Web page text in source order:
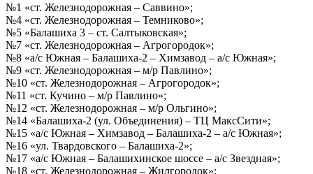
№1 «ст. Железнодорожная – Саввино»;
№4 «ст. Железнодорожная – Темниково»;
№5 «Балашиха 3 – ст. Салтыковская»;
№7 «ст. Железнодорожная – Агрогородок»;
№8 «а/с Южная – Балашиха-2 – Химзавод – а/с Южная»;
№9 «ст. Железнодорожная – м/р Павлино»;
№10 «ст. Железнодорожная – Агрогородок»;
№11 «ст. Кучино – м/р Павлино»;
№12 «ст. Железнодорожная – м/р Ольгино»;
№14 «Балашиха-2 (ул. Объединения) – ТЦ МаксСити»;
№15 «а/с Южная – Химзавод – Балашиха-2 – а/с Южная»;
№16 «ул. Твардовского – Балашиха-2»;
№17 «а/с Южная – Балашихинское шоссе – а/с Звездная»;
№18 «ст. Железнодорожная – Жилгородок»;